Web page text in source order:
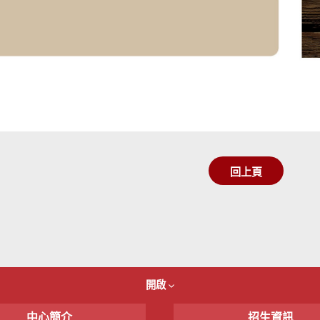
回上頁
開啟
中心簡介 招生資訊